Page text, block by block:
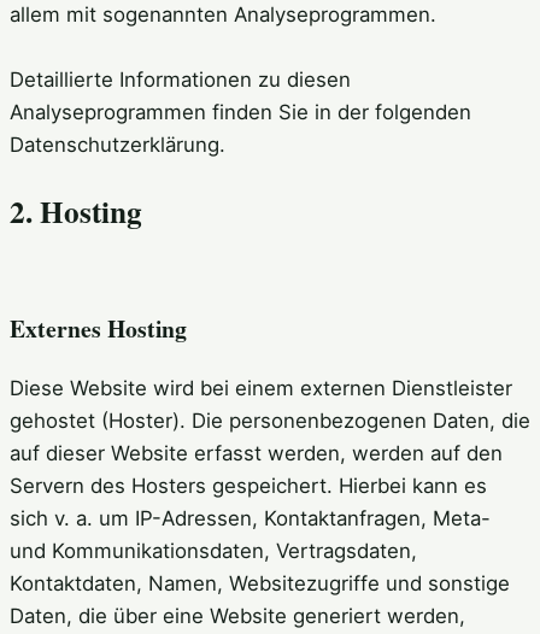
allem mit sogenannten Analyseprogrammen.
Detaillierte Informationen zu diesen
Analyseprogrammen finden Sie in der folgenden
Datenschutzerklärung.
2. Hosting
Externes Hosting
Diese Website wird bei einem externen Dienstleister
gehostet (Hoster). Die personenbezogenen Daten, die
auf dieser Website erfasst werden, werden auf den
Servern des Hosters gespeichert. Hierbei kann es
sich v. a. um IP-Adressen, Kontaktanfragen, Meta-
und Kommunikationsdaten, Vertragsdaten,
Kontaktdaten, Namen, Websitezugriffe und sonstige
Daten, die über eine Website generiert werden,